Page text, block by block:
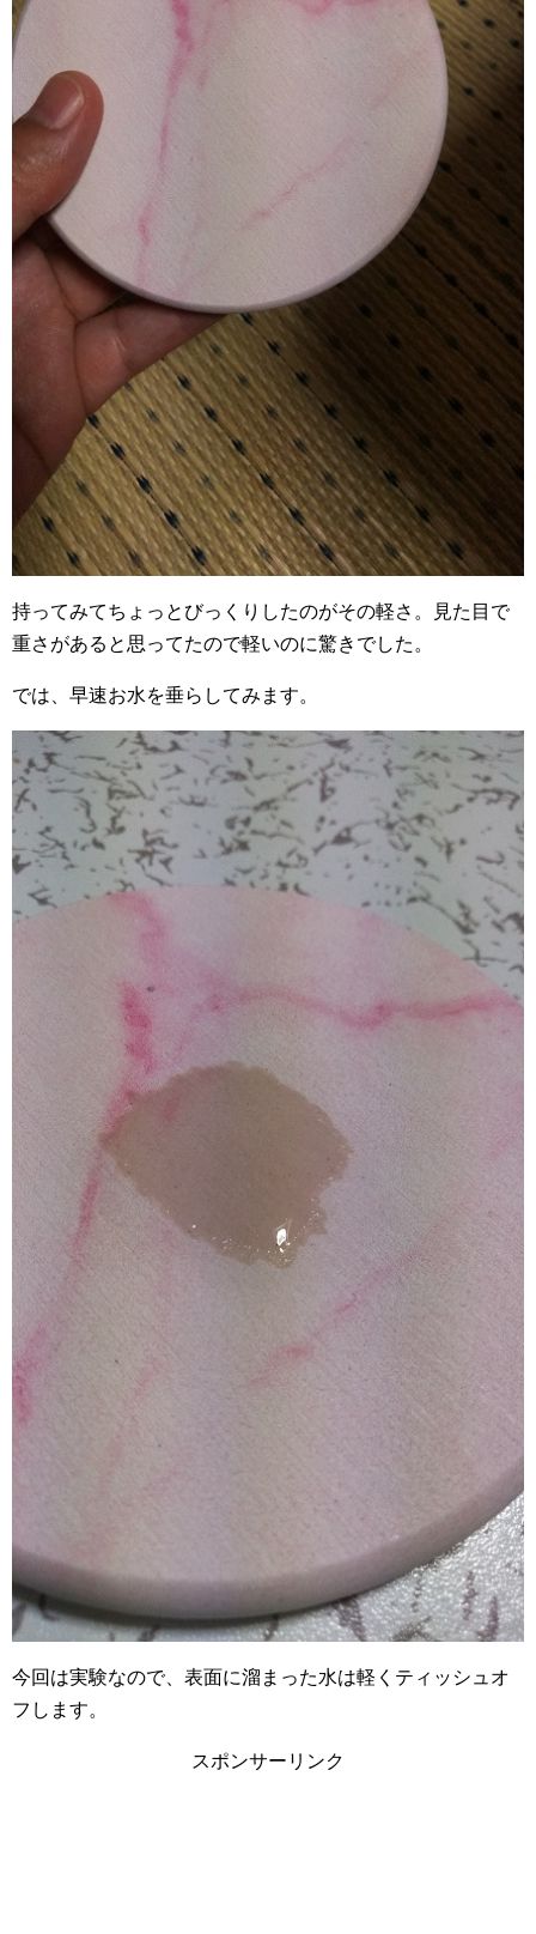
持ってみてちょっとびっくりしたのがその軽さ。見た目で
重さがあると思ってたので軽いのに驚きでした。
では、早速お水を垂らしてみます。
今回は実験なので、表面に溜まった水は軽くティッシュオ
フします。
スポンサーリンク